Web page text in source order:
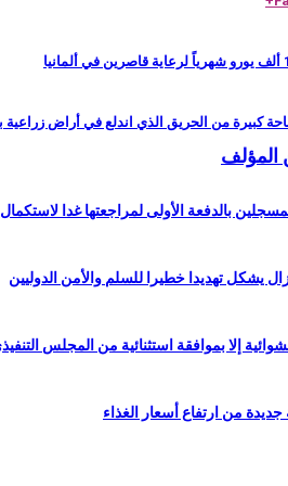
كبيرة من الحريق الذي اندلع في أراض
المؤلف
بالدفعة الأولى لمراجعتها غدا
يشكل تهديدا خطيرا للسلم والأمن الدوليين
إلا بموافقة استثنائية من المجلس
من ارتفاع أسعار الغذاء